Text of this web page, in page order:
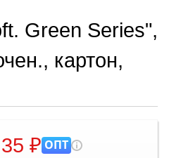
Green Series",
картон,
₽ ОПТ